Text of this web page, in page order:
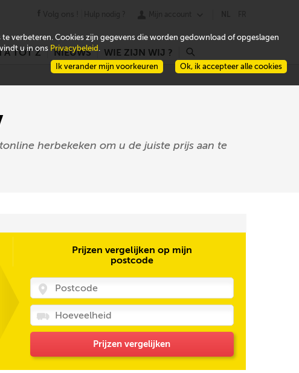
A TOT Z NIEUWS WIE ZIJN WIJ ? r
herbekeken om u de juiste prijs aan te
Prijzen vergelijken op mijn
postcode
Prijzen vergelijken
verbeteren. Cookies zijn gegevens die worden gedownload of opgeslagen
u in ons Privacybeleid .
Ok, ik accepteer alle cookies
Ik verander mijn voorkeuren